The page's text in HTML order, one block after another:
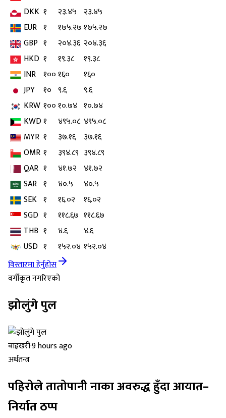
DKK १ २३.४५ २३.४५
EUR १ १७५.२७१७५.२७
GBP १ २०४.३६ २०४.३६
HKD १ १९.३८
१९.३८
INR १००१६०
१६०
JPY
१० ९.६
९.६
KRW १००१०.७४ १०.७४
KWD१ ४९५.०८ ४९५.०८
MYR १ ३७.१६
३७.१६
OMR १ ३९४.८९ ३९४.८९
QAR १ ४१.७२ ४१.७२
SAR १ ४०.५
४०.५
SEK १ १६.०२
१६.०२
SGD १ ११८.६७ ११८.६७
THB १ ४.६
४.६
USD १ १५२.०४ १५२.०४
विस्तारमा हेर्नुहोस
वर्गीकृत नगरिएको
झोलुंगे पुल
बाह्रखरी·9 hours ago
अर्थतन्त्र
पहिरोले तातोपानी नाका अवरुद्ध हुँदा आयात–
निर्यात ठप्प